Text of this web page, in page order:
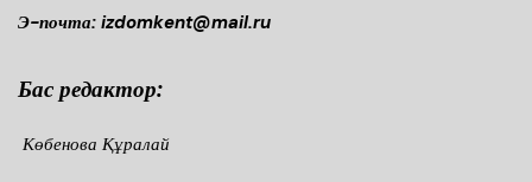
Э-почта: izdomkent@mail.ru
Бас редактор:
Көбенова Құралай